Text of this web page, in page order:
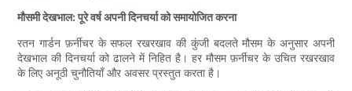
मौसमी देखभाल: पूरे वर्ष अपनी दिनचर्या को समायोजित करना
रतन गार्डन फ़र्नीचर के सफल रखरखाव की कुंजी बदलते मौसम के अनुसार अपनी
देखभाल की दिनचर्या को ढालने में निहित है। हर मौसम फ़र्नीचर के उचित रखरखाव
के लिए अनूठी चुनौतियाँ और अवसर प्रस्तुत करता है।